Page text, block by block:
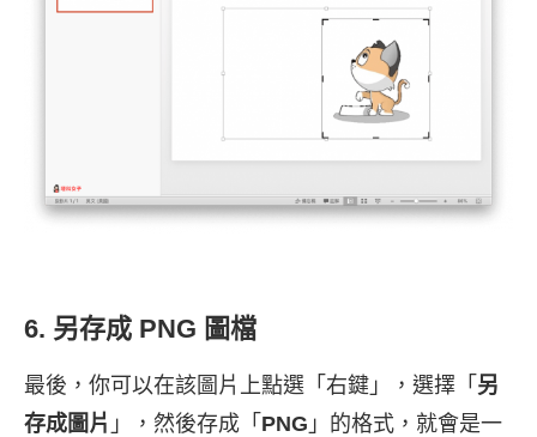
6. 另存成 PNG 圖檔
最後，你可以在該圖片上點選「右鍵」，選擇「 另
存成圖片 」，然後存成「 PNG 」的格式，就會是一